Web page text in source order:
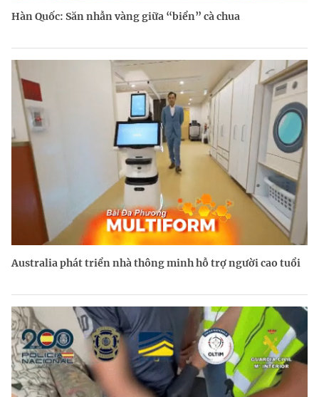
Hàn Quốc: Săn nhẫn vàng giữa “biển” cà chua
Australia phát triển nhà thông minh hỗ trợ người cao tuổi